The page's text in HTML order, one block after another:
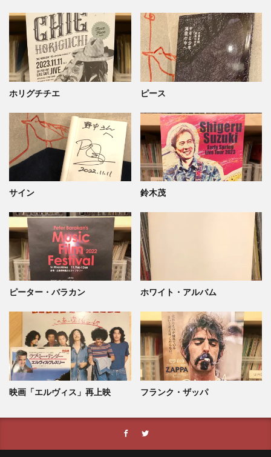
ホリグチチエ ピース
サイン 鈴木茂
ピーター・バラカン ホワイト・アルバム
映画「エルヴィス」再上映 フランク・ザッパ